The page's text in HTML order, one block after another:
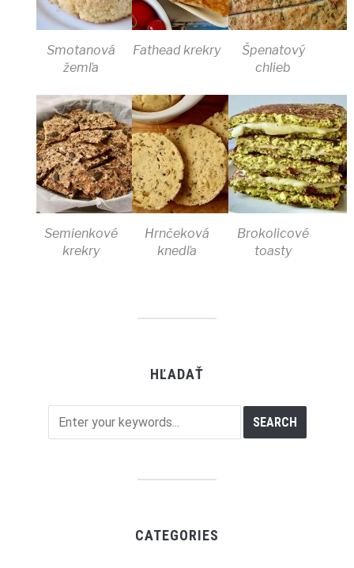
Smotanová
žemľa
Fathead krekry
Špenatový
chlieb
Semienkové
krekry
Hrnčeková
knedľa
Brokolicové
toasty
HĽADAŤ
CATEGORIES